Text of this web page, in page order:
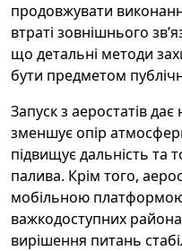
продовжувати
втраті зовнішнього
що детальні методи
бути предметом
Запуск з аеростатів
зменшує опір
підвищує дальність та
палива. Крім того,
мобільною
важкодоступних
вирішення питань